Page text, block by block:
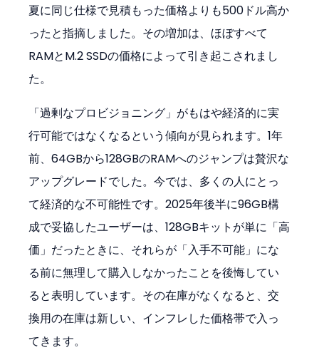
夏に同じ仕様で見積もった価格よりも500ドル高か
ったと指摘しました。その増加は、ほぼすべて
RAMとM.2 SSDの価格によって引き起こされまし
た。
「過剰なプロビジョニング」がもはや経済的に実
行可能ではなくなるという傾向が見られます。1年
前、64GBから128GBのRAMへのジャンプは贅沢な
アップグレードでした。今では、多くの人にとっ
て経済的な不可能性です。2025年後半に96GB構
成で妥協したユーザーは、128GBキットが単に「高
価」だったときに、それらが「入手不可能」にな
る前に無理して購入しなかったことを後悔してい
ると表明しています。その在庫がなくなると、交
換用の在庫は新しい、インフレした価格帯で入っ
てきます。